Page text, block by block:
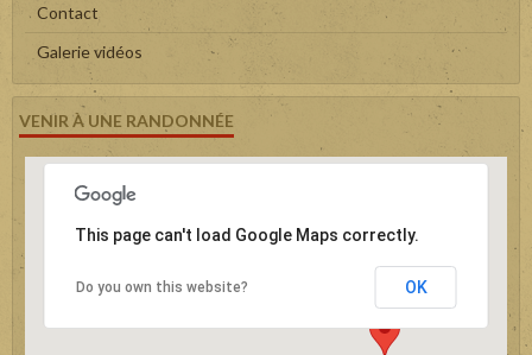
Contact
Galerie vidéos
VENIR À UNE RANDONNÉE
This page can't load Google Maps correctly.
Do you own this website? OK